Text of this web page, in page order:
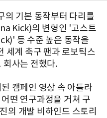
의 기본 동작부터 다리를
Kick)의 변형인 '고스트
등 수준 높은 동작을
세계 축구 팬과 로보틱스
회사는 전했다.
캠페인 영상 속 아틀라
떤 연구과정을 거쳐 구
의 개발 비하인드 스토리